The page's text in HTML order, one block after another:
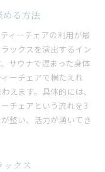
める方法
ィーチェアの利用が最
ックスを演出するイン
サウナで温まった身体
ーチェアで横たえれ
えます。具体的には、
チェアという流れを3
整い、活力が湧いてき
ックス